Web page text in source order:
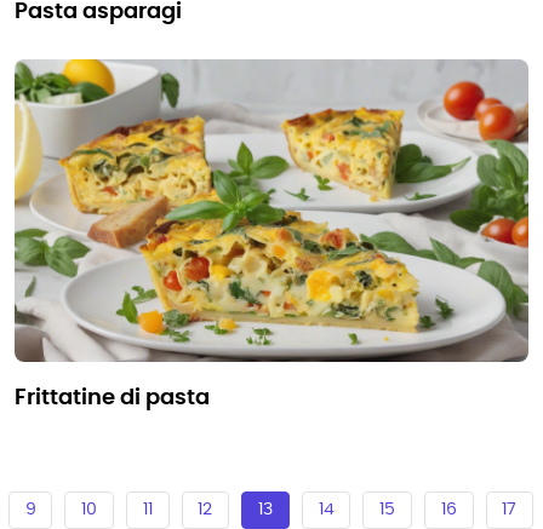
pasta asparagi
frittatine di pasta
9 10 12 13 14 15 16 17